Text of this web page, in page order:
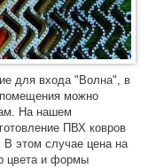
для входа "Волна", в
можно
На нашем
ПВХ ковров
В этом случае цена на
цвета и формы